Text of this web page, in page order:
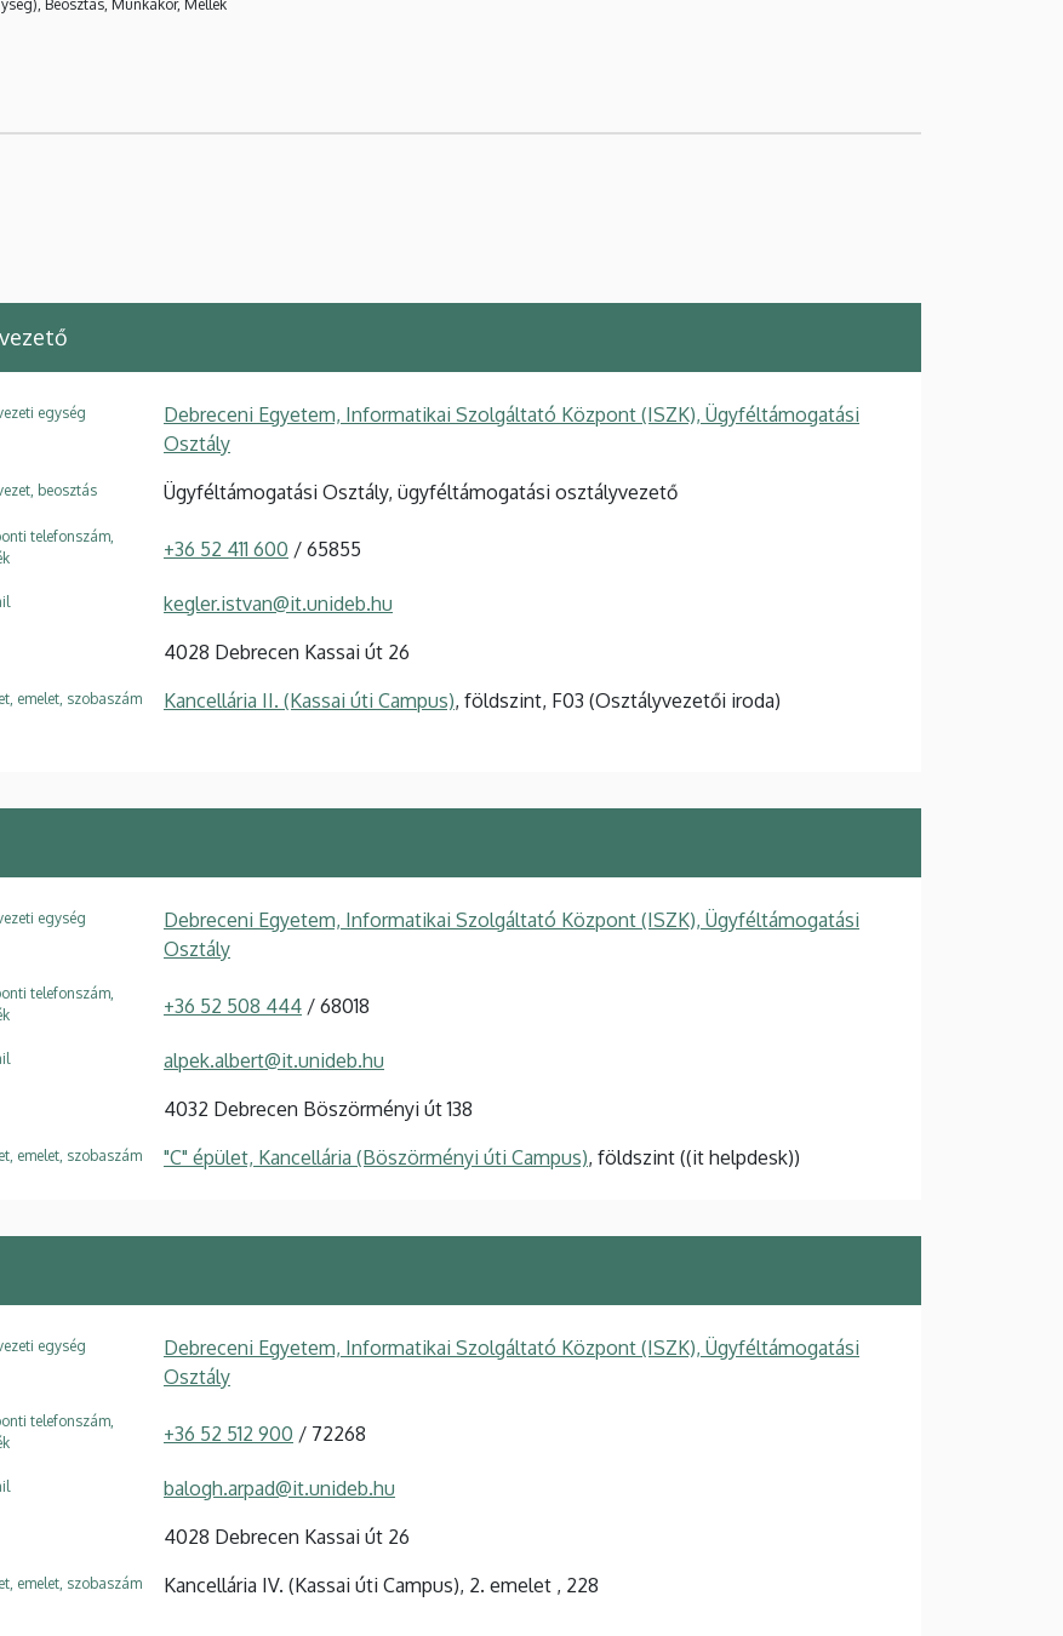
Beosztás, Munkakör, Mellék
egység
Debreceni Egyetem, Informatikai Szolgáltató Központ (ISZK), Ügyféltámogatási
Osztály
beosztás Ügyféltámogatási Osztály, ügyféltámogatási osztályvezető
telefonszám,
+36 52 411 600 / 65855
kegler.istvan@it.unideb.hu
4028 Debrecen Kassai út 26
emelet, szobaszám Kancellária II. (Kassai úti Campus), földszint, F03 (Osztályvezetői iroda)
egység
Debreceni Egyetem, Informatikai Szolgáltató Központ (ISZK), Ügyféltámogatási
Osztály
telefonszám,
+36 52 508 444 / 68018
alpek.albert@it.unideb.hu
4032 Debrecen Böszörményi út 138
emelet, szobaszám "C" épület, Kancellária (Böszörményi úti Campus), földszint ((it helpdesk))
egység
Debreceni Egyetem, Informatikai Szolgáltató Központ (ISZK), Ügyféltámogatási
Osztály
telefonszám,
+36 52 512 900 / 72268
balogh.arpad@it.unideb.hu
4028 Debrecen Kassai út 26
emelet, szobaszám Kancellária IV. (Kassai úti Campus), 2. emelet , 228